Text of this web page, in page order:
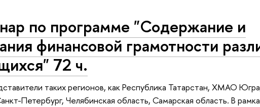
по программе "Содержание и
финансовой грамотности
72 ч.
таких регионов, как Республика Татарстан, ХМАО
Петербург, Челябинская область, Самарская область. В